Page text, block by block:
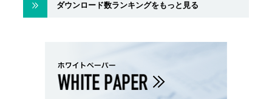
ダウンロード数ランキングをもっと見る